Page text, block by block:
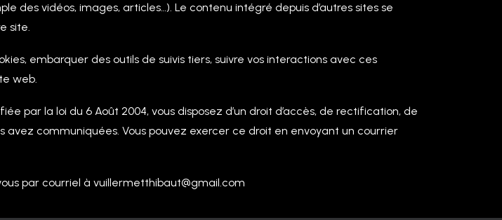
des vidéos, images, articles…). Le contenu intégré depuis d’autres sites se
site.
embarquer des outils de suivis tiers, suivre vos interactions avec ces
web.
par la loi du 6 Août 2004, vous disposez d’un droit d’accès, de rectification, de
communiquées. Vous pouvez exercer ce droit en envoyant un courrier
par courriel à vuillermetthibaut@gmail.com